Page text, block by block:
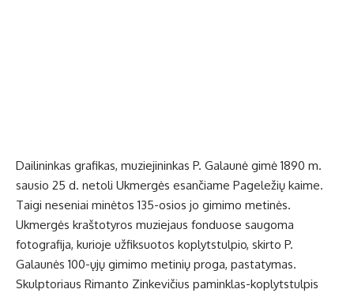
Dailininkas grafikas, muziejininkas P. Galaunė gimė 1890 m.
sausio 25 d. netoli Ukmergės esančiame Pageležių kaime.
Taigi neseniai minėtos 135-osios jo gimimo metinės.
Ukmergės kraštotyros muziejaus fonduose saugoma
fotografija, kurioje užfiksuotos koplytstulpio, skirto P.
Galaunės 100-ųjų gimimo metinių proga, pastatymas.
Skulptoriaus Rimanto Zinkevičius paminklas-koplytstulpis